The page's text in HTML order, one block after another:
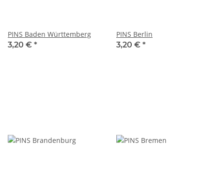
PINS Baden Württemberg
3,20 € *
PINS Berlin
3,20 € *